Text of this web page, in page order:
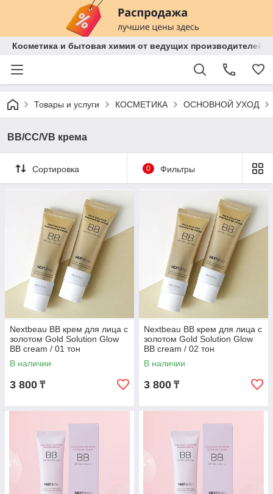
Косметика и бытовая химия от ведущих производителей
Товары и услуги КОСМЕТИКА ОСНОВНОЙ УХОД
BB/CC/VB крема
Сортировка 0 Фильтры
Nextbeau BB крем для лица с
золотом Gold Solution Glow
BB cream / 01 тон
В наличии
3 800 ₸
Nextbeau BB крем для лица с
золотом Gold Solution Glow
BB cream / 02 тон
В наличии
3 800 ₸